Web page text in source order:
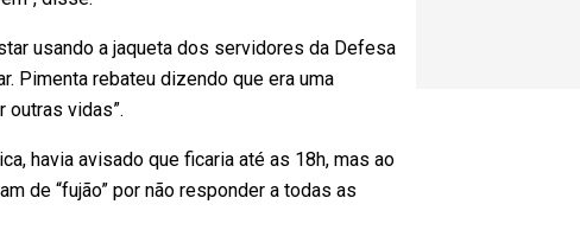
usando a jaqueta dos servidores da Defesa
Pimenta rebateu dizendo que era uma
outras vidas”.
havia avisado que ficaria até as 18h, mas ao
de “fujão” por não responder a todas as